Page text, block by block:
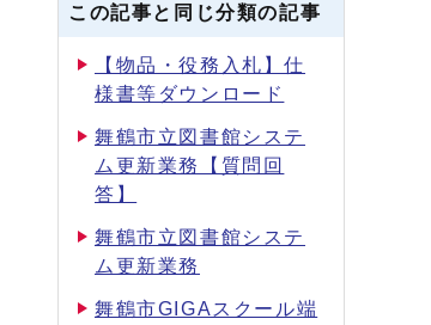
この記事と同じ分類の記事
【物品・役務入札】仕
様書等ダウンロード
舞鶴市立図書館システ
ム更新業務【質問回
答】
舞鶴市立図書館システ
ム更新業務
舞鶴市GIGAスクール端